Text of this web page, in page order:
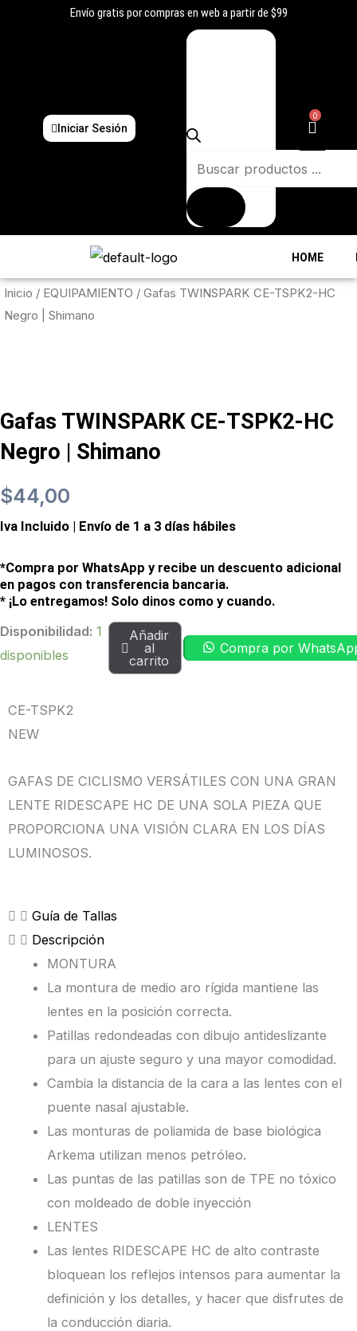
Envío gratis por compras en web a partir de $99
Iniciar Sesión
Búsqueda
0
HOME
Inicio / EQUIPAMIENTO / Gafas TWINSPARK CE-TSPK2-HC
Negro | Shimano
Gafas TWINSPARK CE-TSPK2-HC
Negro | Shimano
$44,00
Iva Incluido | Envío de 1 a 3 días hábiles
*Compra por WhatsApp y recibe un descuento adicional
en pagos con transferencia bancaria.
* ¡Lo entregamos! Solo dinos como y cuando.
Disponibilidad: 1
disponibles
Gafas
TWINSPARK
CE-
|
Shimano
cantidad
Añadir
al
carrito
Compra por
CE-TSPK2
NEW
GAFAS DE CICLISMO VERSÁTILES CON UNA GRAN
LENTE RIDESCAPE HC DE UNA SOLA PIEZA QUE
PROPORCIONA UNA VISIÓN CLARA EN LOS DÍAS
LUMINOSOS.
Guía de Tallas
Descripción
MONTURA
La montura de medio aro rígida mantiene las
lentes en la posición correcta.
Patillas redondeadas con dibujo antideslizante
para un ajuste seguro y una mayor comodidad.
Cambia la distancia de la cara a las lentes con el
puente nasal ajustable.
Las monturas de poliamida de base biológica
Arkema utilizan menos petróleo.
Las puntas de las patillas son de TPE no tóxico
con moldeado de doble inyección
LENTES
Las lentes RIDESCAPE HC de alto contraste
bloquean los reflejos intensos para aumentar la
definición y los detalles, y hacer que disfrutes de
la conducción diaria.